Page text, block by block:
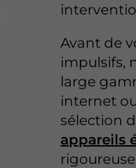
Avant de
impulsifs,
large
internet
sélection
appareils